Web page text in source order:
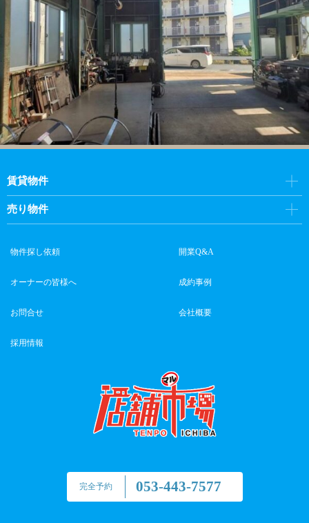
完全予約 053-443-7577
賃貸物件
売り物件
物件探し依頼 開業Q&A
オーナーの皆様へ 成約事例
お問合せ 会社概要
採用情報